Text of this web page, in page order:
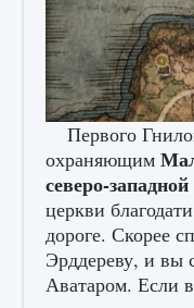
Входят ли «Милан»
9 августа 2024
Первого
охраняющим
северо-
церкви
дороге. Скорее
Эрддереву, и вы
Аватаром. Если